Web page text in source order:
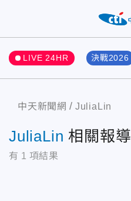
LIVE 24HR 決戰2026
中天新聞網 JuliaLin
JuliaLin 相關報導
有 1 項結果